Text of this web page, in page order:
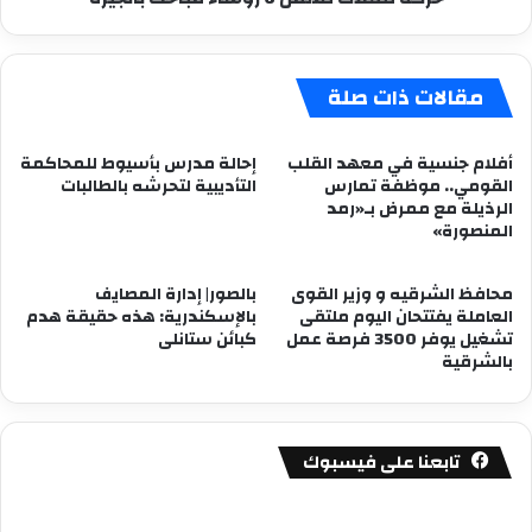
مقالات ذات صلة
أفلام جنسية في معهد القلب
القومي.. موظفة تمارس
الرذيلة مع ممرض بـ«رمد
المنصورة»
إحالة مدرس بأسيوط للمحاكمة
التأديبية لتحرشه بالطالبات
محافظ الشرقيه و وزير القوى
العاملة يفتتحان اليوم ملتقى
تشغيل يوفر 3500 فرصة عمل
بالشرقية
بالصور| إدارة المصايف
بالإسكندرية: هذه حقيقة هدم
كبائن ستانلى
تابعنا على فيسبوك